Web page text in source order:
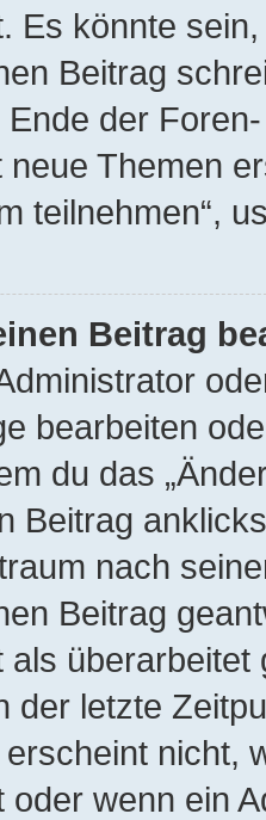
Es könnte
Beitrag
der
neue Themen
teilnehmen“,
Beitrag
bearbeiten
du das
Beitrag
nach
Beitrag
der letzte
nicht,
oder wenn ein